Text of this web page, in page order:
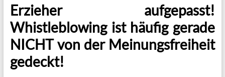
Erzieher aufgepasst!
Whistleblowing ist häufig gerade
NICHT von der Meinungsfreiheit
gedeckt!